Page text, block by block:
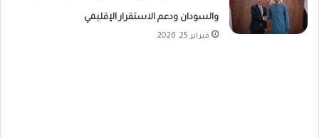
والسودان ودعم الاستقرار الإقليمي
فبراير 25, 2026